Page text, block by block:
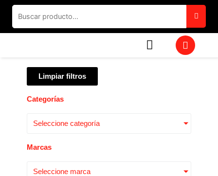
contenido
W
h
Limpiar filtros
Categorías
Seleccione categoría
Marcas
Seleccione marca